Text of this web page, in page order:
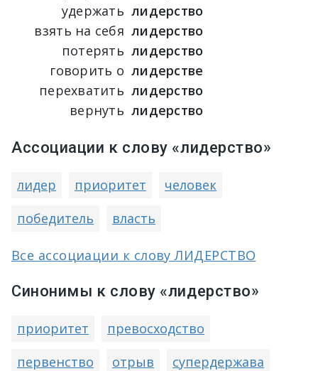
удержать лидерство
взять на себя лидерство
потерять лидерство
говорить о лидерстве
перехватить лидерство
вернуть лидерство
Ассоциации к слову «лидерство»
лидер приоритет
человек
победитель
власть
Все ассоциации к слову ЛИДЕРСТВО
Синонимы к слову «лидерство»
приоритет
превосходство
первенство
отрыв супердержава